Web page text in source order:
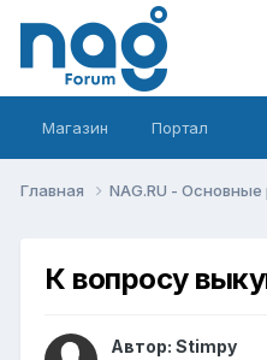
Магазин Портал
Главная NAG.RU -
К вопросу
Автор: Stimpy